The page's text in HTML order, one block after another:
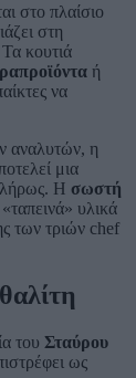
στο πλαίσιο
στη
κουτιά
ή
να
αναλυτών, η
μια
Η σωστή
υλικά
των τριών chef
του Σταύρου
ως